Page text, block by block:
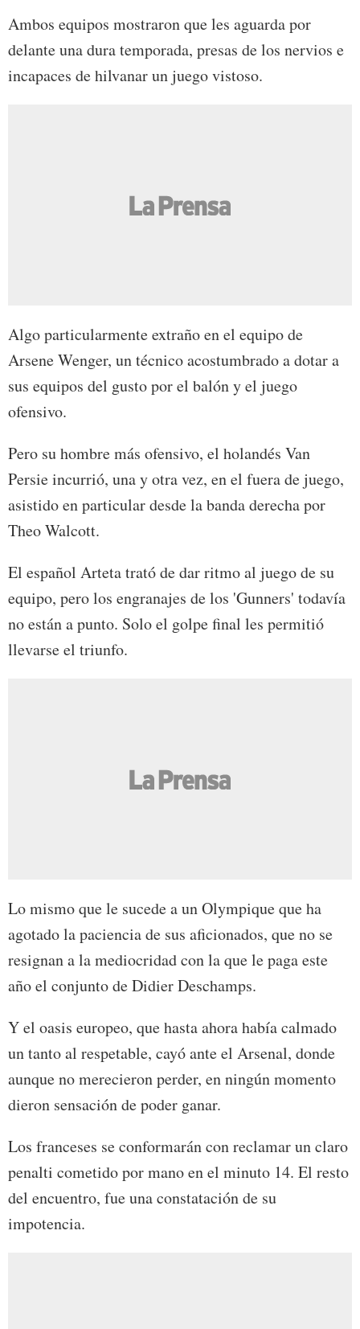
Ambos equipos mostraron que les aguarda por
delante una dura temporada, presas de los nervios e
incapaces de hilvanar un juego vistoso.
Algo particularmente extraño en el equipo de
Arsene Wenger, un técnico acostumbrado a dotar a
sus equipos del gusto por el balón y el juego
ofensivo.
Pero su hombre más ofensivo, el holandés Van
Persie incurrió, una y otra vez, en el fuera de juego,
asistido en particular desde la banda derecha por
Theo Walcott.
El español Arteta trató de dar ritmo al juego de su
equipo, pero los engranajes de los 'Gunners' todavía
no están a punto. Solo el golpe final les permitió
llevarse el triunfo.
Lo mismo que le sucede a un Olympique que ha
agotado la paciencia de sus aficionados, que no se
resignan a la mediocridad con la que le paga este
año el conjunto de Didier Deschamps.
Y el oasis europeo, que hasta ahora había calmado
un tanto al respetable, cayó ante el Arsenal, donde
aunque no merecieron perder, en ningún momento
dieron sensación de poder ganar.
Los franceses se conformarán con reclamar un claro
penalti cometido por mano en el minuto 14. El resto
del encuentro, fue una constatación de su
impotencia.